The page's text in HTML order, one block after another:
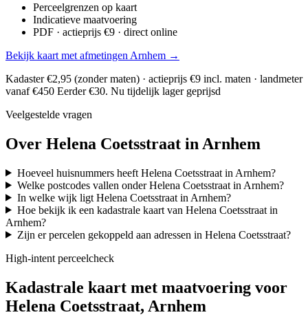
Perceelgrenzen op kaart
Indicatieve maatvoering
PDF · actieprijs €9 · direct online
Bekijk kaart met afmetingen Arnhem →
Kadaster €2,95 (zonder maten) · actieprijs €9 incl. maten · landmeter
vanaf €450 Eerder €30. Nu tijdelijk lager geprijsd
Veelgestelde vragen
Over Helena Coetsstraat in Arnhem
Hoeveel huisnummers heeft Helena Coetsstraat in Arnhem?
Welke postcodes vallen onder Helena Coetsstraat in Arnhem?
In welke wijk ligt Helena Coetsstraat in Arnhem?
Hoe bekijk ik een kadastrale kaart van Helena Coetsstraat in
Arnhem?
Zijn er percelen gekoppeld aan adressen in Helena Coetsstraat?
High-intent perceelcheck
Kadastrale kaart met maatvoering voor
Helena Coetsstraat, Arnhem